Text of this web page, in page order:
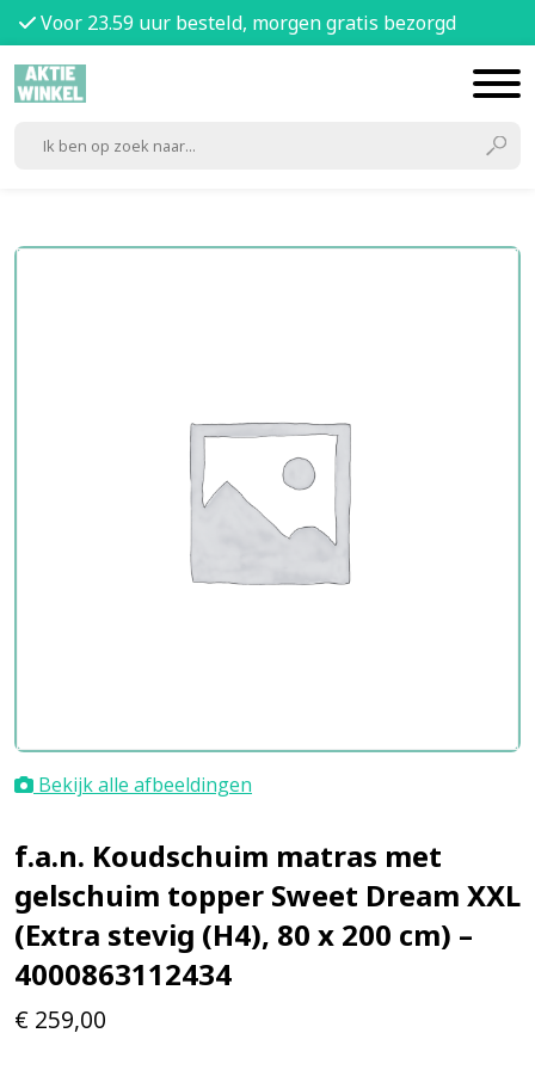
Voor 23.59 uur besteld, morgen gratis bezorgd
Bekijk alle afbeeldingen
f.a.n. Koudschuim matras met
gelschuim topper Sweet Dream XXL
(Extra stevig (H4), 80 x 200 cm) –
4000863112434
€ 259,00